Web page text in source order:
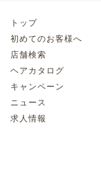
トップ
初めてのお客様へ
店舗検索
ヘアカタログ
キャンペーン
ニュース
求人情報